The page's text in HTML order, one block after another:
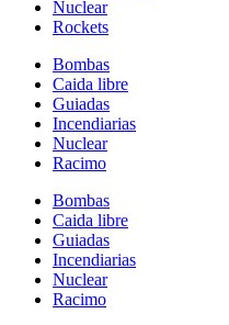
Nuclear
Rockets
Bombas
Caida libre
Guiadas
Incendiarias
Nuclear
Racimo
Bombas
Caida libre
Guiadas
Incendiarias
Nuclear
Racimo